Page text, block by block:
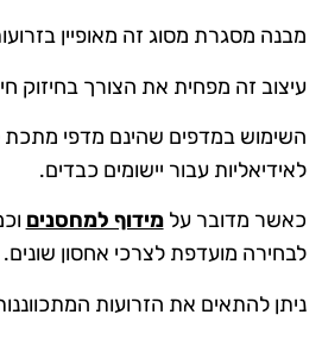
מבנה מסגרת מסוג זה מאופיין
עיצוב זה מפחית את הצורך בחיזוק
השימוש במדפים שהינם מדפי מתכת
לאידיאליות עבור יישומים כבדים.
כאשר מדובר עלמידוף למחסנים
לבחירה מועדפת לצרכי אחסון שונים.
ניתן להתאים את הזרועות